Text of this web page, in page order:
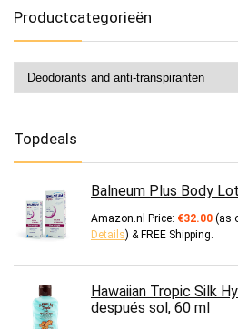
Productcategorieën
Topdeals
Balneum Plus Body
Amazon.nl Price: €32.00 (as
Details) &FREE Shipping.
Hawaiian Tropic Silk
después sol, 60 ml